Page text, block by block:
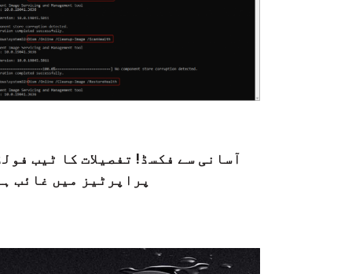
آسانی سے فکسڈ! تفصیلات کا ٹیب
پراپرٹیز میں غائب